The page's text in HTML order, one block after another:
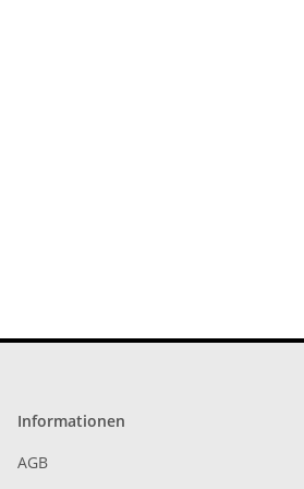
Informationen
AGB